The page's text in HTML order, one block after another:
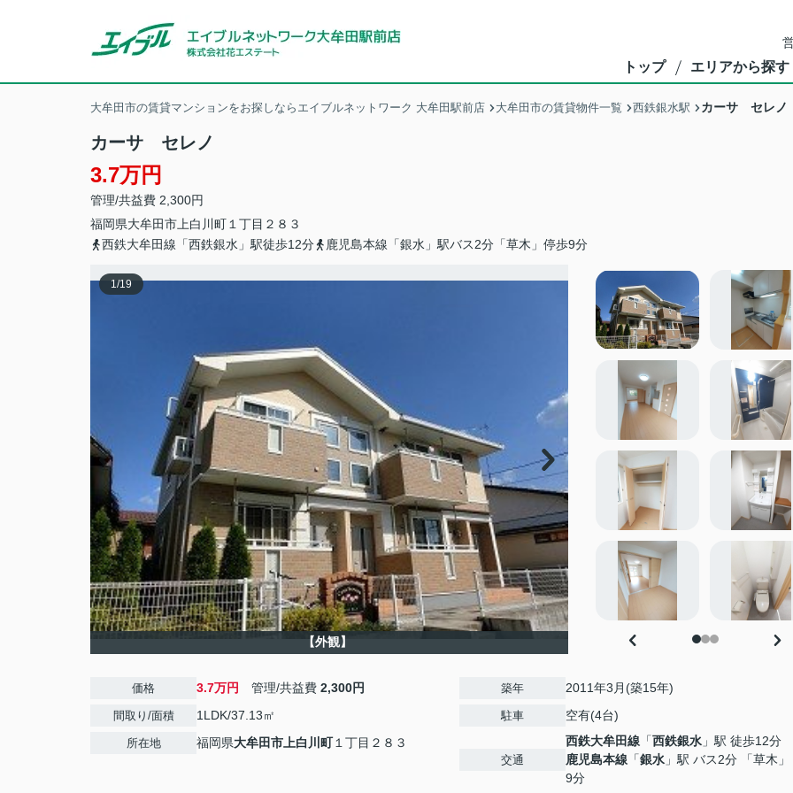
トップ エリアから探す
大牟田市の賃貸マンションをお探しならエイブルネットワーク 大牟田駅前店 大牟田市の賃貸物件一覧 西鉄銀水駅 カーサ セレノ
カーサ セレノ
3.7万円
管理/共益費 2,300円
福岡県大牟田市 上白川町 １丁目２８３
西鉄大牟田線「西鉄銀水」駅徒歩12分
鹿児島本線「銀水」駅バス2分「草木」停歩9分
1/19
【外観】
価格 3.7万円 管理/共益費 2,300円
間取り/面積 1LDK/37.13㎡
所在地 福岡県大牟田市 上白川町１丁目２８３
築年 2011年3月(築15年)
駐車 空有(4台)
交通
西鉄大牟田線 「西鉄銀水 」駅 徒歩12分
鹿児島本線 「銀水 」駅 バス2分 「草木
9分